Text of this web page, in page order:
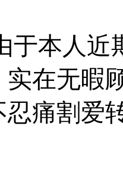
于本人近
在无暇
痛割爱